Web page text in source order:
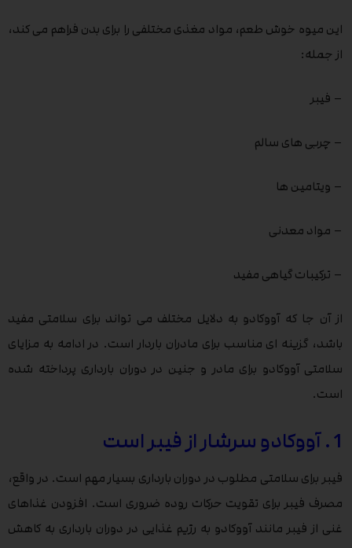
این میوه خوش طعم، مواد مغذی مختلفی را برای بدن فراهم می کند،
از جمله:
– فیبر
– چربی های سالم
– ویتامین ها
– مواد معدنی
– ترکیبات گیاهی مفید
از آن جا که آووکادو به دلایل مختلف می تواند برای سلامتی مفید
باشد، گزینه ای مناسب برای مادران باردار است. در ادامه به مزایای
سلامتی آووکادو برای مادر و جنین در دوران بارداری پرداخته شده
است.
1. آووکادو سرشار از فیبر است
فیبر برای سلامتی مطلوب در دوران بارداری بسیار مهم است. در واقع،
مصرف فیبر برای تقویت حرکات روده ضروری است. افزودن غذاهای
غنی از فیبر مانند آووکادو به رژیم غذایی در دوران بارداری به کاهش